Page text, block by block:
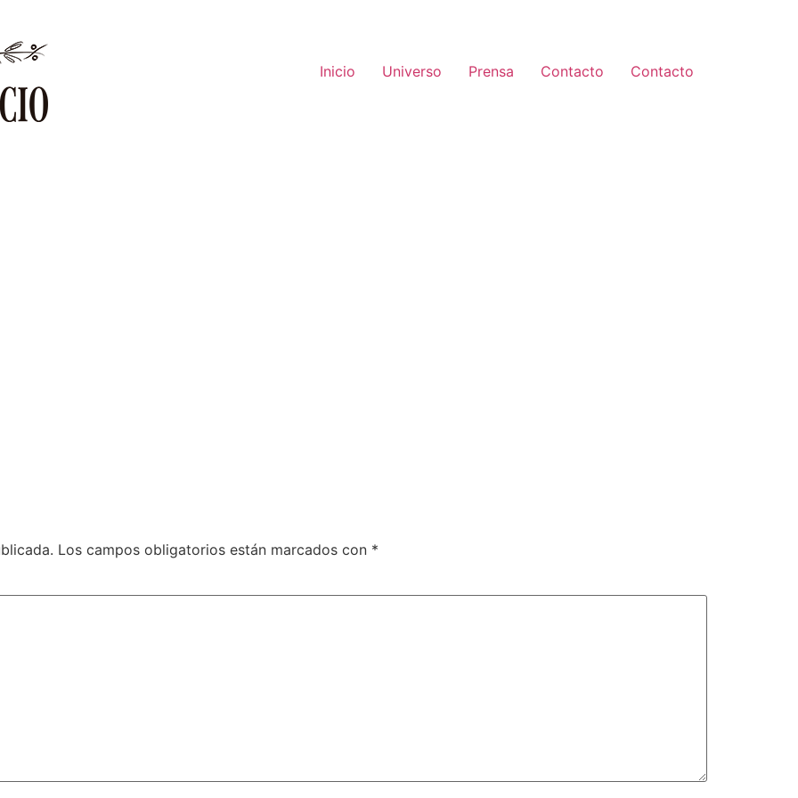
Inicio
Universo Prensa Contacto Contacto
Los campos obligatorios están marcados con *